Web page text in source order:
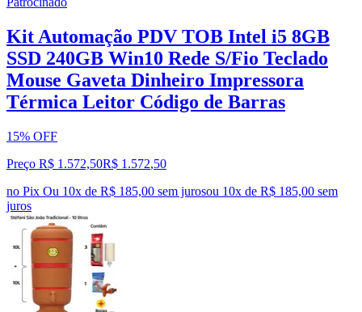
Kit Automação PDV TOB Intel i5 8GB
SSD 240GB Win10 Rede S/Fio Teclado
Mouse Gaveta Dinheiro Impressora
Térmica Leitor Código de Barras
15% OFF
Preço R$ 1.572,50R$ 1.572,50
no Pix Ou 10x de R$ 185,00 sem jurosou 10x de R$ 185,00 sem
juros